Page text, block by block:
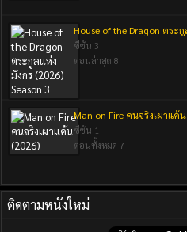
House of the Dragon ตระ
ซีซัน 3
ตอนล่าสุด 8
Man on Fire คนจริงเผาแค้
ซีซัน 1
ตอนทั้งหมด 7
ติดตามหนังใหม่